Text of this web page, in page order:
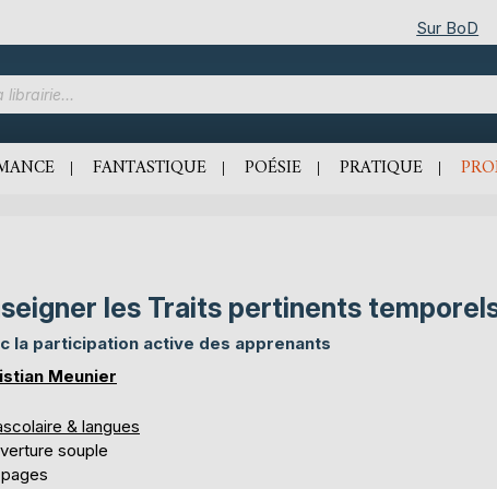
Sur BoD
FANTASTIQUE POÉSIE PRATIQUE
les Traits pertinents
la participation active des apprenants
Meunier
& langues
souple